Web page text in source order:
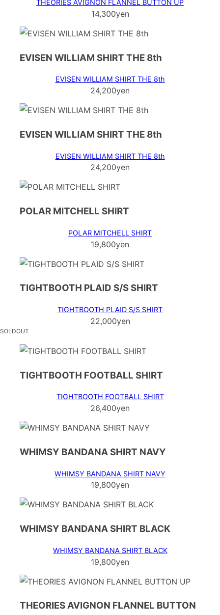
THEORIES AVIGNON FLANNEL BUTTON UP
14,300yen
EVISEN WILLIAM SHIRT THE 8th
EVISEN WILLIAM SHIRT THE 8th
24,200yen
EVISEN WILLIAM SHIRT THE 8th
EVISEN WILLIAM SHIRT THE 8th
24,200yen
POLAR MITCHELL SHIRT
POLAR MITCHELL SHIRT
19,800yen
TIGHTBOOTH PLAID S/S SHIRT
TIGHTBOOTH PLAID S/S SHIRT
22,000yen
SOLDOUT
TIGHTBOOTH FOOTBALL SHIRT
TIGHTBOOTH FOOTBALL SHIRT
26,400yen
WHIMSY BANDANA SHIRT NAVY
WHIMSY BANDANA SHIRT NAVY
19,800yen
WHIMSY BANDANA SHIRT BLACK
WHIMSY BANDANA SHIRT BLACK
19,800yen
THEORIES AVIGNON FLANNEL BUTTON